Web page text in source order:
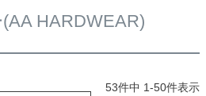
HARDWEAR)
53件中 1-50件表示